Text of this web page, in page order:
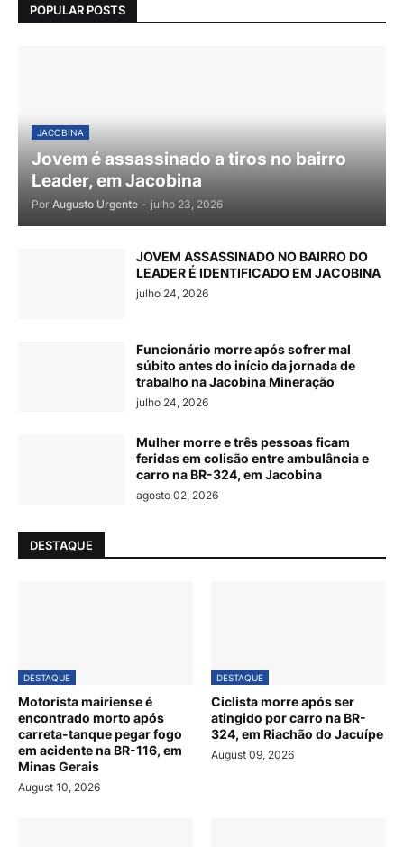
POPULAR POSTS
JACOBINA
Jovem é assassinado a tiros no bairro
Leader, em Jacobina
Por Augusto Urgente - julho 23, 2026
JOVEM ASSASSINADO NO BAIRRO DO
LEADER É IDENTIFICADO EM JACOBINA
julho 24, 2026
Funcionário morre após sofrer mal
súbito antes do início da jornada de
trabalho na Jacobina Mineração
julho 24, 2026
Mulher morre e três pessoas ficam
feridas em colisão entre ambulância e
carro na BR-324, em Jacobina
agosto 02, 2026
DESTAQUE
DESTAQUE
Motorista mairiense é
encontrado morto após
carreta-tanque pegar fogo
em acidente na BR-116, em
Minas Gerais
August 10, 2026
DESTAQUE
Ciclista morre após ser
atingido por carro na BR-
324, em Riachão do Jacuípe
August 09, 2026